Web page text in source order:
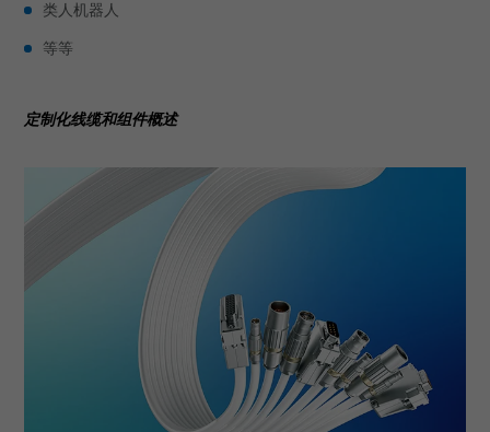
类人机器人
等等
定制化线缆和组件概述